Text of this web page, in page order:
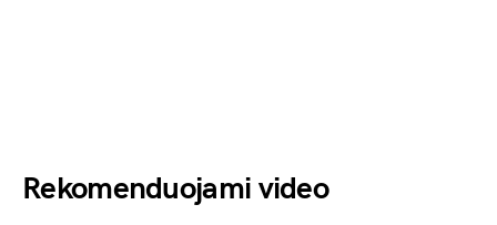
Rekomenduojami video